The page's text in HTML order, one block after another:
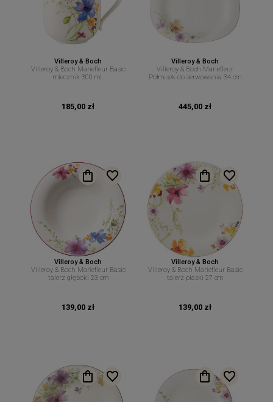
Villeroy & Boch
Villeroy & Boch Mariefleur Basic
mlecznik 300 ml.
185,00 zł
Villeroy & Boch
Villeroy & Boch Mariefleur
Półmisek do serwowania 34 cm
445,00 zł
Villeroy & Boch
Villeroy & Boch Mariefleur Basic
talerz głęboki 23 cm
139,00 zł
Villeroy & Boch
Villeroy & Boch Mariefleur Basic
talerz płaski 27 cm
139,00 zł